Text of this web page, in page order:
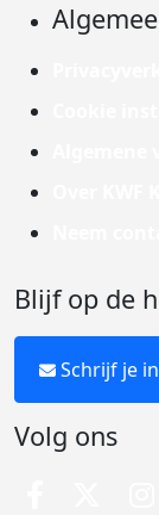
Blijf op de
Schrijf je
Volg ons